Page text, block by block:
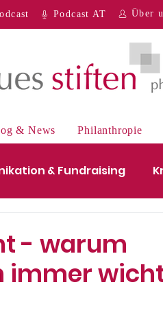
Podcast AT Über
& News Philanthropie
& Fundraising
- warum
immer